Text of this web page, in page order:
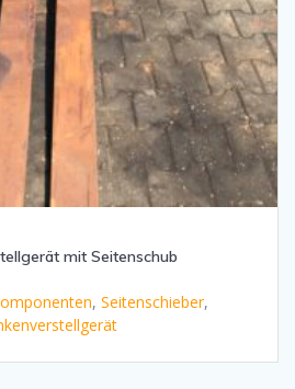
mit Seitenschub
, Seitenschieber,